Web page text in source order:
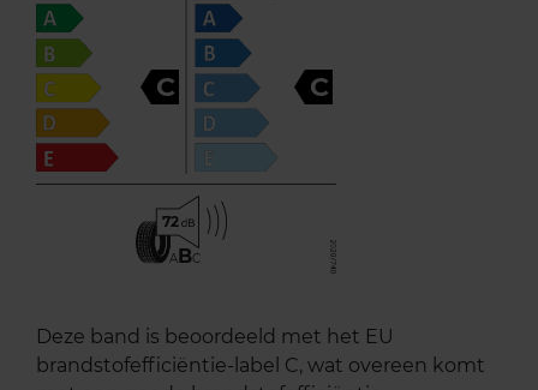
C C
72
ABC
Deze band is beoordeeld met het EU
brandstofefficiëntie-label C, wat overeen komt